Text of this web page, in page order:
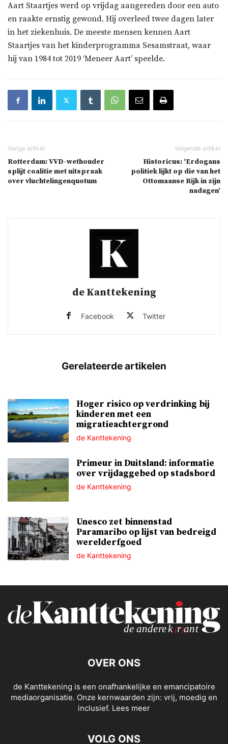
Aart Staartjes werd op vrijdag aangereden door een auto
en raakte ernstig gewond. Hij overleed twee dagen later
in het ziekenhuis. De meeste mensen kennen Aart
Staartjes van het kinderprogramma Sesamstraat, waar
hij van 1984 tot 2019 ‘Meneer Aart’ speelde.
Rotterdam: VVD-wethouder
splijt coalitie met uitspraak
over vluchtelingenquotum
Historicus: ‘Erdogans
politiek lijkt op die van het
Ottomaanse Rijk in zijn
nadagen’
de Kanttekening
Facebook Twitter
Hoger risico op verdrinking bij
kinderen met een
migratieachtergrond
de Kanttekening
Primeur in Duitsland: informatie
over vrijdaggebed op stadsbord
de Kanttekening
Unesco zet binnenstad
Paramaribo op lijst van bedreigd
werelderfgoed
de Kanttekening
OVER ONS
de Kanttekening is een onafhankelijke en emancipatoire
mediaorganisatie. Onze kernwaarden zijn: vrij, moedig en
inclusief. Lees meer
VOLG ONS